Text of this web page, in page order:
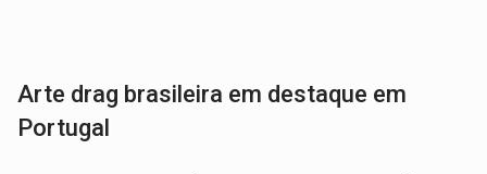
Arte drag brasileira em destaque em
Portugal